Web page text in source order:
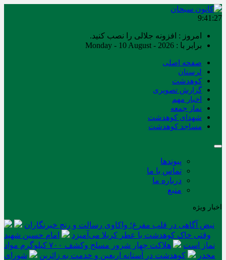
9:41:28
امروز : افزونه جلالی را نصب کنید.
برابر با : Monday - 10 August - 2026
صفحه اصلی
لرستان
کوهدشت
گزارش تصویری
اخبار مهم
نماز جمعه
شهدای کوهدشت
مساجد کوهدشت
پیوندها
تماس با ما
درباره ما
منبع
اخبار ویژه
نبض آگاهی در قلب مفرغ؛ واکاوی رسالت و رنج خبرنگاران
وقتی خاک کوهدشت با عطر کربلا می‌آمیزد
امام حسین شهید
نماز است
هلاکت چهار شرور مسلح وکشف ۷۰۰ کیلوگرم مواد
مخدر
کوهدشت در آستانه اربعین و خدمت‌ به زائرین
شورای